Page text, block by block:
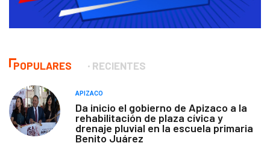
POPULARES RECIENTES
APIZACO
Da inicio el gobierno de Apizaco a la
rehabilitación de plaza cívica y
drenaje pluvial en la escuela primaria
Benito Juárez